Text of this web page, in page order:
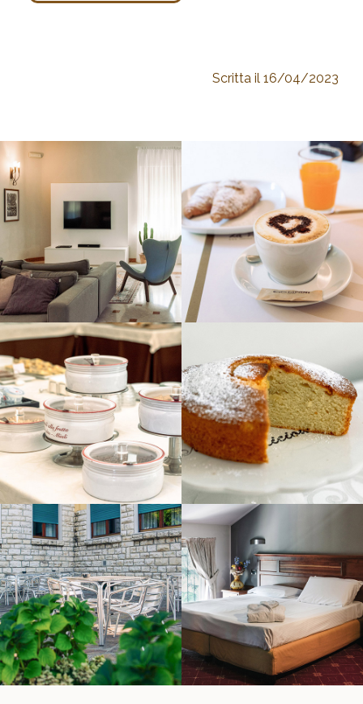
Scritta il 16/04/2023